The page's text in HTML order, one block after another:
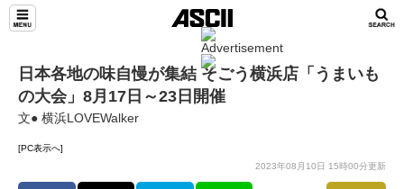
日本各地の味自慢が集結 そごう横浜店「うまいも
の大会」8月17日～23日開催
文● 横浜LOVEWalker
[PC表示へ]
2023年08月10日 15時00分更新